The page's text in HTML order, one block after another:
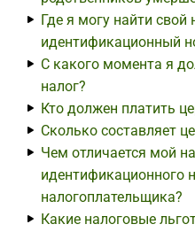
Где я могу найти свой
идентификационный
С какого момента я
налог?
Кто должен платить
Сколько составляет
Чем отличается мой
идентификационного
налогоплательщика?
Какие налоговые